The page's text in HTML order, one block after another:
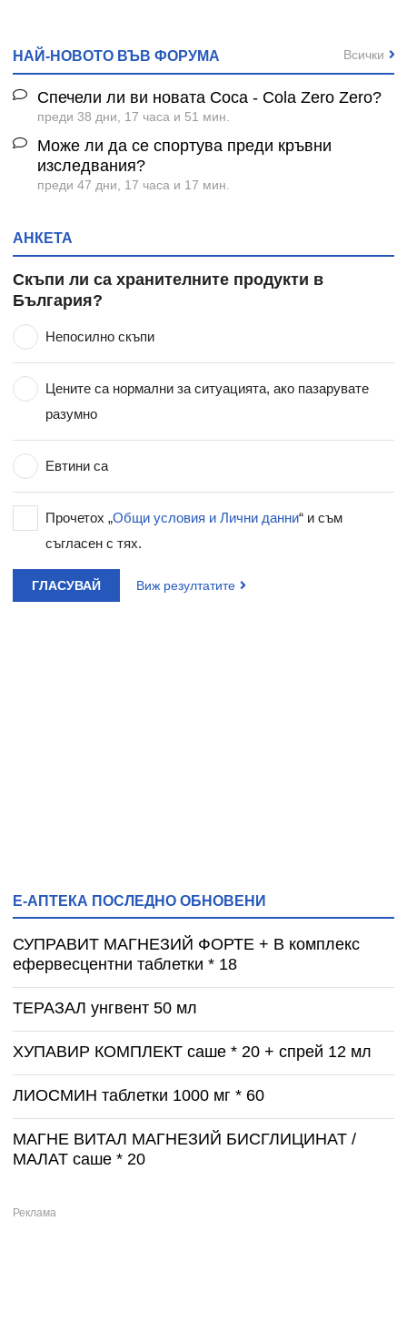
НАЙ-НОВОТО ВЪВ ФОРУМА
Спечели ли ви новата Coca - Cola Zero Zero?
преди 38 дни, 17 часа и 51 мин.
Може ли да се спортува преди кръвни
изследвания?
преди 47 дни, 17 часа и 17 мин.
Всички
АНКЕТА
Скъпи ли са хранителните продукти в
България?
Непосилно скъпи
Цените са нормални за ситуацията, ако пазарувате
разумно
Евтини са
Прочетох „Общи условия и Лични данни“ и съм
съгласен с тях.
ГЛАСУВАЙ Виж резултатите
Е-АПТЕКА ПОСЛЕДНО ОБНОВЕНИ
СУПРАВИТ МАГНЕЗИЙ ФОРТЕ + B комплекс
ефервесцентни таблетки * 18
ТЕРАЗАЛ унгвент 50 мл
ХУПАВИР КОМПЛЕКТ саше * 20 + спрей 12 мл
ЛИОСМИН таблетки 1000 мг * 60
МАГНЕ ВИТАЛ МАГНЕЗИЙ БИСГЛИЦИНАТ /
МАЛАТ саше * 20